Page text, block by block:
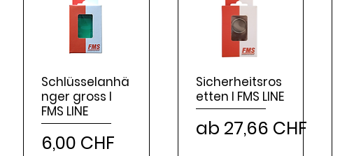
Schlüsselanhä
nger gross I
FMS LINE
Preis
6,00 CHF
Sicherheitsros
etten I FMS LINE
ab 27,66 CHF
Sale-Preis